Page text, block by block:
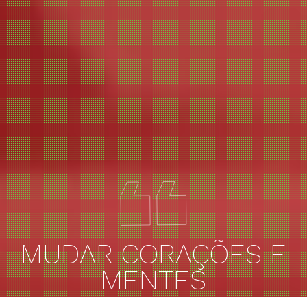
MUDAR CORAÇÕES E
MENTES